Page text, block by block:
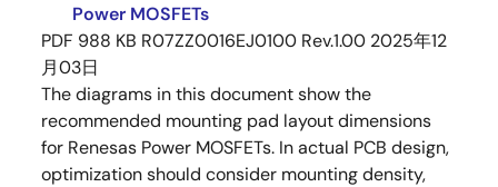
Power MOSFETs
PDF 988 KB R07ZZ0016EJ0100 Rev.1.00 2025年12
月03日
The diagrams in this document show the
recommended mounting pad layout dimensions
for Renesas Power MOSFETs. In actual PCB design,
optimization should consider mounting density,